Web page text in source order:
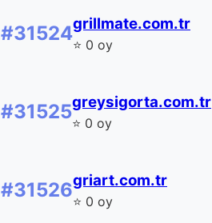
#31524grillmate.com.tr
⭐ 0 oy
#31525greysigorta.com.tr
⭐ 0 oy
#31526griart.com.tr
⭐ 0 oy